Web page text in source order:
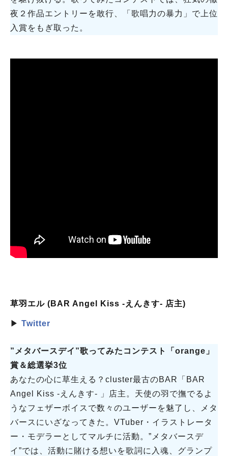
夜２作品エントリーを敢行、「歌唱力の暴力」で上位
入賞をもぎ取った。
草羽エル (BAR Angel Kiss -えんきす- 店主)
▶ Twitter
”メタバースデイ”歌ってみたコンテスト「orange」
賞＆総選挙3位
あなたの心に草生える？cluster最古のBAR「BAR
Angel Kiss -えんきす- 」店主。天使の羽で撫でるよ
うなフェザーボイスで数々のユーザーを魅了し、メタ
バースにいざなってきた。VTuber・イラストレータ
ー・モデラーとしてマルチに活動。”メタバースデ
イ”では、活動に賭ける想いを歌詞に入魂、グランプ